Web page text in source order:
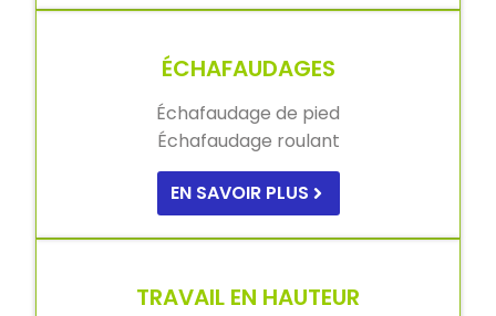
ÉCHAFAUDAGES
Échafaudage de pied
Échafaudage roulant
EN SAVOIR PLUS
TRAVAIL EN HAUTEUR